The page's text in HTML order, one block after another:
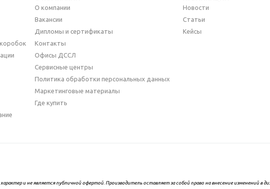
О компании
Вакансии
Дипломы и сертификаты
Контакты
Офисы ДССЛ
Сервисные центры
Политика обработки персональных данных
Маркетинговые материалы
Где купить
Новости
Статьи
Кейсы
и не является публичной офертой. Производитель оставляет за собой право на внесение изменений в